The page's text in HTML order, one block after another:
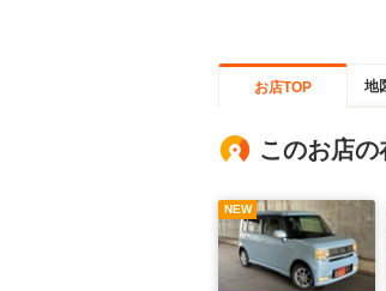
お店TOP 地
このお店の
NEW